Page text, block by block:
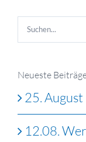
Suche
nach:
Neueste
25.
12.08.